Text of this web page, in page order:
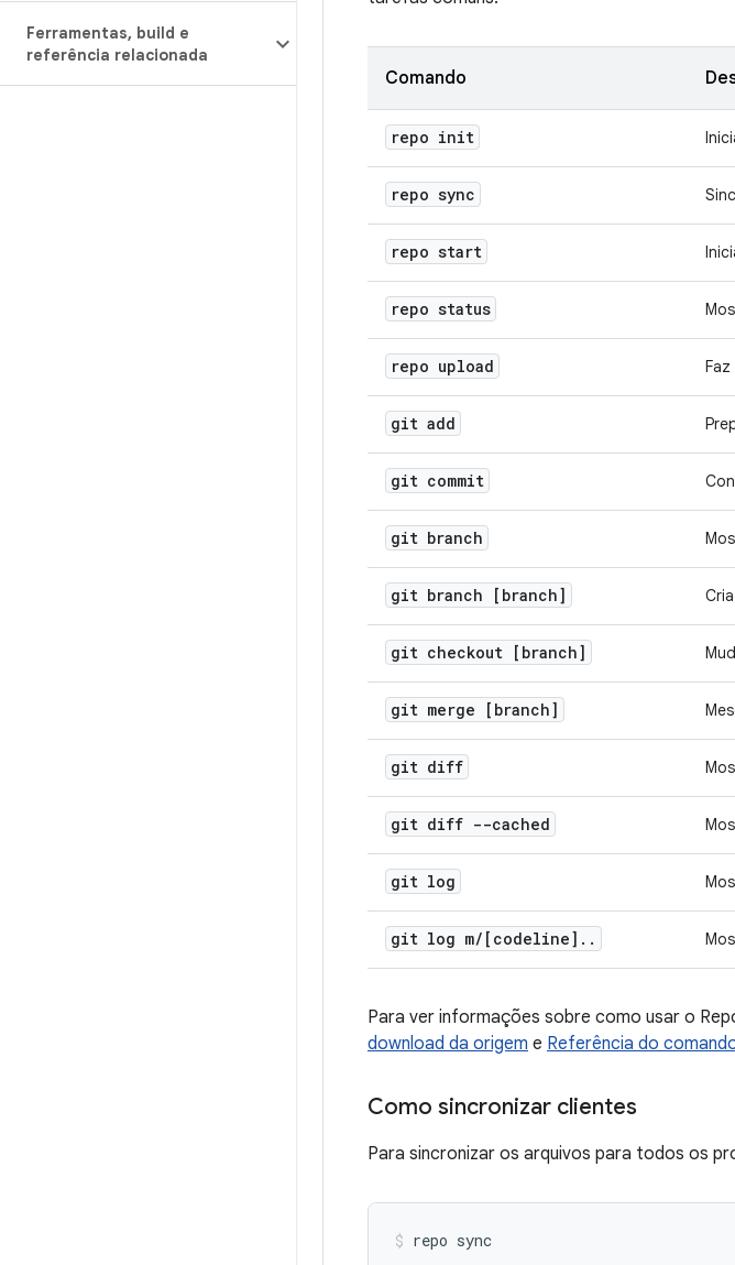
Ferramentas, build e
referência relacionada
Comando
repo init
repo sync
repo start
repo status
repo upload
git add
git commit
git branch
git branch [branch]
git checkout [branch]
git merge [branch]
git diff
git diff --cached
git log
git log m/ [codeline] . .
Para ver informações sobre como usar o
download da origem e Referência do
Como sincronizar clientes
Para sincronizar os arquivos para todos os
repo sync